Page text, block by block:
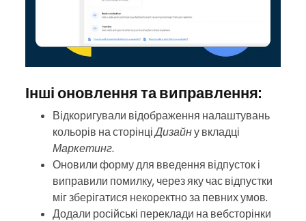
Інші оновлення та виправлення:
Відкоригували відображення налаштувань
кольорів на сторінціДизайну вкладці
Маркетинг.
Оновили форму для введення відпусток і
виправили помилку, через яку час відпустки
міг зберігатися некоректно за певних умов.
Додали російські переклади на вебсторінки